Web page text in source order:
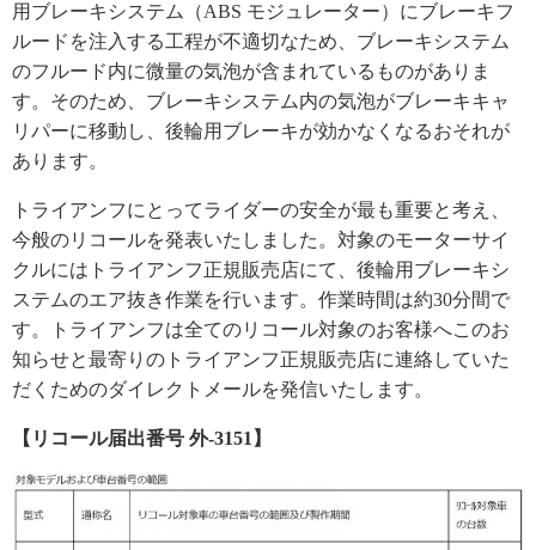
用ブレーキシステム（ABS モジュレーター）にブレーキフ
ルードを注入する工程が不適切なため、ブレーキシステム
のフルード内に微量の気泡が含まれているものがありま
す。そのため、ブレーキシステム内の気泡がブレーキキャ
リパーに移動し、後輪用ブレーキが効かなくなるおそれが
あります。
トライアンフにとってライダーの安全が最も重要と考え、
今般のリコールを発表いたしました。対象のモーターサイ
クルにはトライアンフ正規販売店にて、後輪用ブレーキシ
ステムのエア抜き作業を行います。作業時間は約30分間で
す。トライアンフは全てのリコール対象のお客様へこのお
知らせと最寄りのトライアンフ正規販売店に連絡していた
だくためのダイレクトメールを発信いたします。
【リコール届出番号 外-3151】